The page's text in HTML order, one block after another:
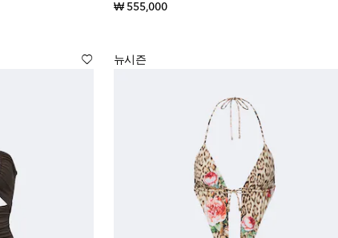
₩ 555,000original price
뉴시즌